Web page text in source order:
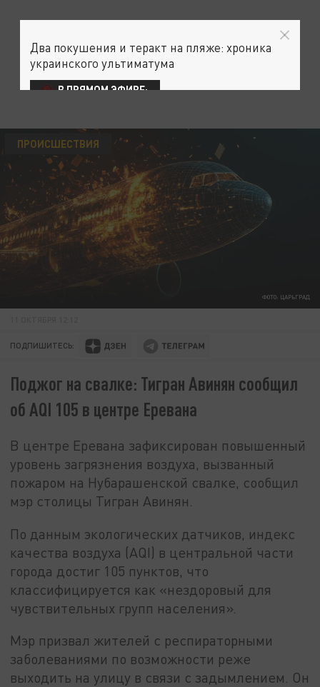
ФОТО: ЦАРЬГРАД
ПРОИСШЕСТВИЯ
ПОДПИШИТЕСЬ:
Поджог на свалке: Тигран Авинян сообщил
об AQI 105 в центре Еревана
В центре Еревана зафиксирован повышенный
уровень загрязнения воздуха, вызванный
пожаром на Нубарашенской свалке, сообщил
мэр столицы Тигран Авинян.
По данным экологических датчиков, индекс
качества воздуха (AQI) в центральной части
города достиг 105 пунктов, что
классифицируется как «нездоровый для
чувствительных групп населения».
Мэр призвал жителей с респираторными
заболеваниями по возможности реже
выходить на улицу в связи с задымлением. Он
Два покушения и теракт на пляже: хроника
украинского ультиматума
В ПРЯМОМ ЭФИРЕ: